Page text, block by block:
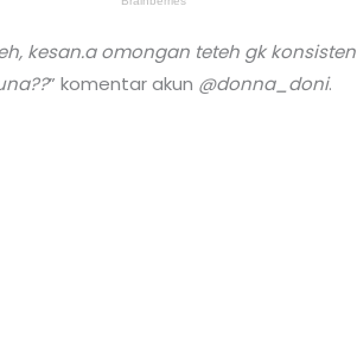
kesan.a omongan teteh gk konsisten
” komentar akun @donna_doni.